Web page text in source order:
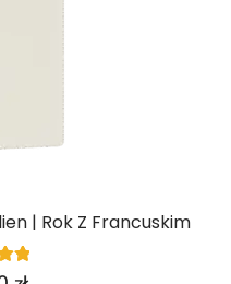
| Rok Z Francuskim